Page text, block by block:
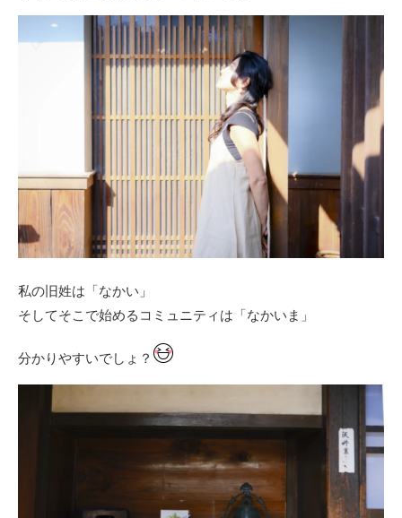
私の旧姓は「なかい」
そしてそこで始めるコミュニティは「なかいま」
分かりやすいでしょ？